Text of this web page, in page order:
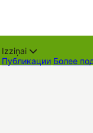
Izziņai
Публикации Более